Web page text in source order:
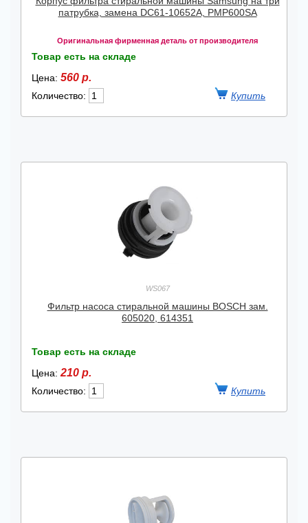
патрубка, замена DC61-10652A, PMP600SA
Оригинальная фирменная деталь от производителя
Товар есть на складе
Цена: 560 р.
Количество:
WS067
Фильтр насоса стиральной машины BOSCH зам.
605020, 614351
Товар есть на складе
Цена: 210 р.
Количество: